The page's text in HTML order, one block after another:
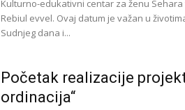
Kulturno-edukativni centar za ženu
Rebiul evvel. Ovaj datum je važan u
Sudnjeg dana i...
Početak realizacije
ordinacija“